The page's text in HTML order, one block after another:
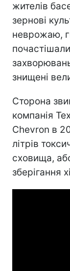
жителів
зернові
неврожаю,
знищені
Сторона
компанія
Chevron в
літрів
сховища,
зберігання